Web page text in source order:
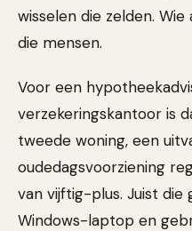
wisselen die zelden.
die mensen.
Voor een
verzekeringskantoor is
tweede woning, een
oudedagsvoorziening
van vijftig-plus. Juist
Windows-laptop en